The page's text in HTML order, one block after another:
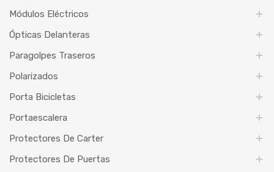
Módulos Eléctricos
Ópticas Delanteras
Paragolpes Traseros
Polarizados
Porta Bicicletas
Portaescalera
Protectores De Carter
Protectores De Puertas